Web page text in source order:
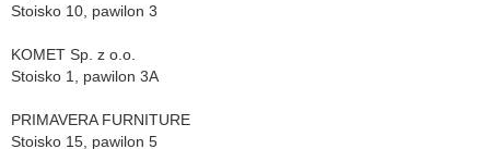
Stoisko 10, pawilon 3
KOMET Sp. z o.o.
Stoisko 1, pawilon 3A
PRIMAVERA FURNITURE
Stoisko 15, pawilon 5